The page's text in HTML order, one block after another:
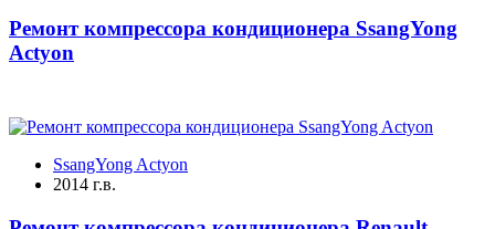
Ремонт компрессора кондиционера SsangYong
Actyon
SsangYong Actyon
2014 г.в.